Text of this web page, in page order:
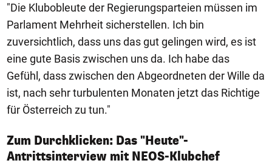
"Die Klubobleute der Regierungsparteien müssen im
Parlament Mehrheit sicherstellen. Ich bin
zuversichtlich, dass uns das gut gelingen wird, es ist
eine gute Basis zwischen uns da. Ich habe das
Gefühl, dass zwischen den Abgeordneten der Wille da
ist, nach sehr turbulenten Monaten jetzt das Richtige
für Österreich zu tun."
Zum Durchklicken: Das "Heute"-
Antrittsinterview mit NEOS-Klubchef